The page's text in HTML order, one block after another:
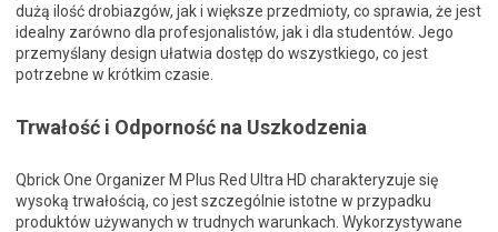
dużą ilość drobiazgów, jak i większe przedmioty, co sprawia, że jest
idealny zarówno dla profesjonalistów, jak i dla studentów. Jego
przemyślany design ułatwia dostęp do wszystkiego, co jest
potrzebne w krótkim czasie.
Trwałość i Odporność na Uszkodzenia
Qbrick One Organizer M Plus Red Ultra HD charakteryzuje się
wysoką trwałością, co jest szczególnie istotne w przypadku
produktów używanych w trudnych warunkach. Wykorzystywane